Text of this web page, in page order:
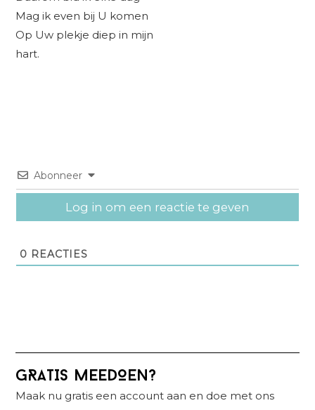
Mag ik even bij U komen
Op Uw plekje diep in mijn
hart.
Abonneer
Log in om een reactie te geven
0 REACTIES
Primaire
Sidebar
GRATIS MEEDOEN?
Maak nu gratis een account aan en doe met ons